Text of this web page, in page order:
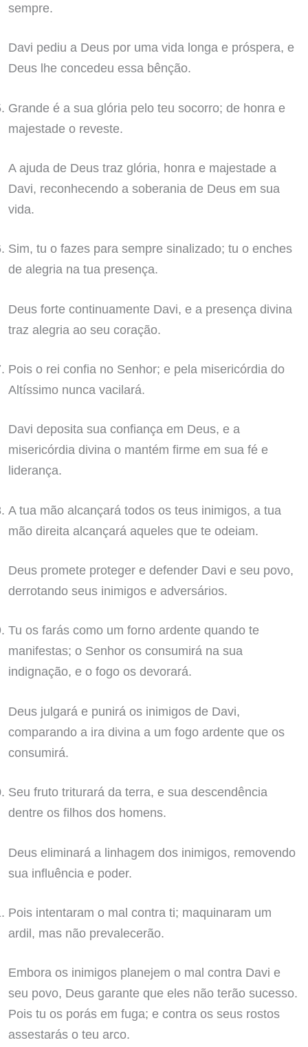
sempre.
Davi pediu a Deus por uma vida longa e próspera, e
Deus lhe concedeu essa bênção.
Grande é a sua glória pelo teu socorro; de honra e
majestade o reveste.
A ajuda de Deus traz glória, honra e majestade a
Davi, reconhecendo a soberania de Deus em sua
vida.
Sim, tu o fazes para sempre sinalizado; tu o enches
de alegria na tua presença.
Deus forte continuamente Davi, e a presença divina
traz alegria ao seu coração.
Pois o rei confia no Senhor; e pela misericórdia do
Altíssimo nunca vacilará.
Davi deposita sua confiança em Deus, e a
misericórdia divina o mantém firme em sua fé e
liderança.
A tua mão alcançará todos os teus inimigos, a tua
mão direita alcançará aqueles que te odeiam.
Deus promete proteger e defender Davi e seu povo,
derrotando seus inimigos e adversários.
Tu os farás como um forno ardente quando te
manifestas; o Senhor os consumirá na sua
indignação, e o fogo os devorará.
Deus julgará e punirá os inimigos de Davi,
comparando a ira divina a um fogo ardente que os
consumirá.
Seu fruto triturará da terra, e sua descendência
dentre os filhos dos homens.
Deus eliminará a linhagem dos inimigos, removendo
sua influência e poder.
Pois intentaram o mal contra ti; maquinaram um
ardil, mas não prevalecerão.
Embora os inimigos planejem o mal contra Davi e
seu povo, Deus garante que eles não terão sucesso.
Pois tu os porás em fuga; e contra os seus rostos
assestarás o teu arco.